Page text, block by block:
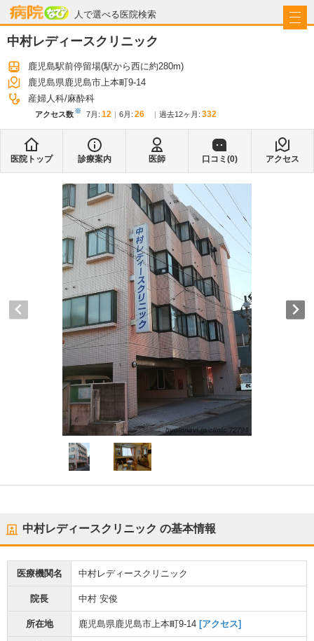
人で選べる医院検索
病院なび
中村レディースクリニック
鹿児島駅前停留場(駅から西に約280m)
鹿児島県鹿児島市上本町9-14
産婦人科 麻酔科
アクセス数※ 7月 : 12 6月 : 26 過去12ヶ月: 332
医院トップ 診療案内 医師 口コミ(0) アクセス
中村レディースクリニック の基本情報
医療機関名 中村レディースクリニック
院長 中村 安俊
所在地 鹿児島県鹿児島市上本町9-14 [アクセス]